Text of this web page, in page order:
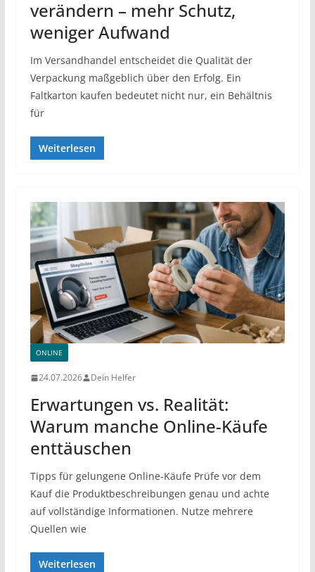
verändern – mehr Schutz,
weniger Aufwand
Im Versandhandel entscheidet die Qualität der
Verpackung maßgeblich über den Erfolg. Ein
Faltkarton kaufen bedeutet nicht nur, ein Behältnis
für
Weiterlesen
ONLINE
24.07.2026 Dein Helfer
Erwartungen vs. Realität:
Warum manche Online-Käufe
enttäuschen
Tipps für gelungene Online-Käufe Prüfe vor dem
Kauf die Produktbeschreibungen genau und achte
auf vollständige Informationen. Nutze mehrere
Quellen wie
Weiterlesen